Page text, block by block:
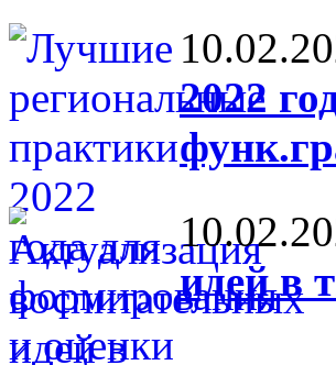
2022
идей в